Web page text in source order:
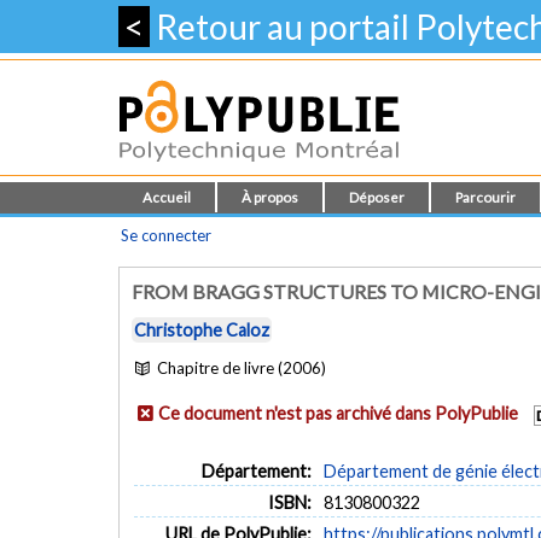
< Retour au portail
Accueil À propos Déposer Parcourir
Se connecter
FROM BRAGG STRUCTURES TO MICRO-
Christophe Caloz
Chapitre de livre (2006)
Ce document n'est pas archivé dans PolyPublie
Département: Département de génie
ISBN: 8130800322